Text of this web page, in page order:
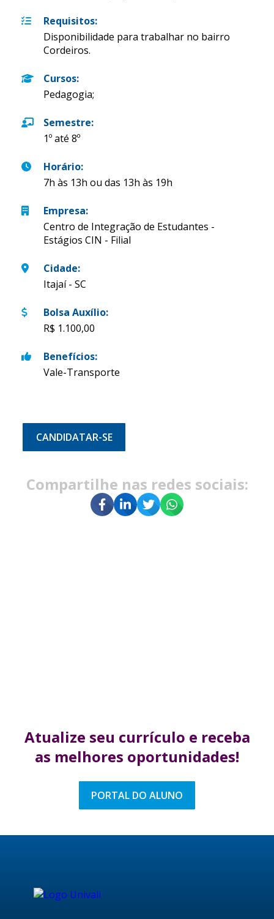
Requisitos:
Disponibilidade para trabalhar no bairro
Cordeiros.
Cursos:
Pedagogia;
Semestre:
1º até 8º
Horário:
7h às 13h ou das 13h às 19h
Empresa:
Centro de Integração de Estudantes -
Estágios CIN - Filial
Cidade:
Itajaí - SC
Bolsa Auxílio:
R$ 1.100,00
Benefícios:
Vale-Transporte
CANDIDATAR-SE
Compartilhe nas redes sociais:
Atualize seu currículo e receba
as melhores oportunidades!
PORTAL DO ALUNO